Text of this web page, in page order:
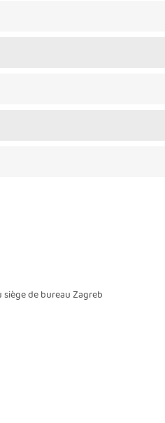
de bureau Zagreb